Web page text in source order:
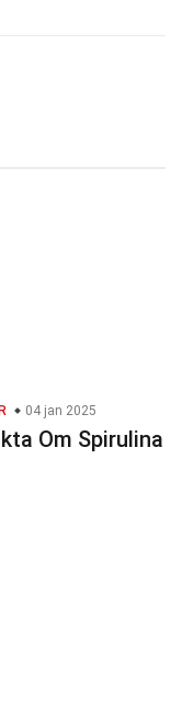
04 jan 2025
Om Spirulina